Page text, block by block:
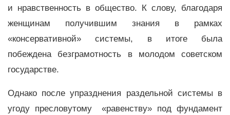
и нравственность в общество. К слову, благодаря
женщинам получившим знания в рамках
«консервативной» системы, в итоге была
побеждена безграмотность в молодом советском
государстве.
Однако после упразднения раздельной системы в
угоду пресловутому «равенству» под фундамент